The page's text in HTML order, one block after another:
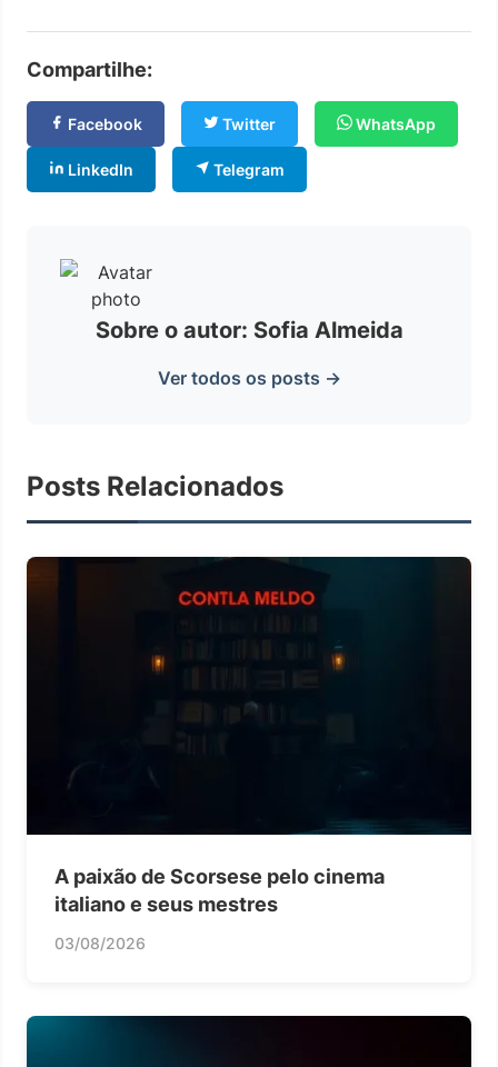
Compartilhe:
Facebook Twitter WhatsApp
LinkedIn Telegram
Sobre o autor: Sofia Almeida
Ver todos os posts →
Posts Relacionados
A paixão de Scorsese pelo cinema
italiano e seus mestres
03/08/2026